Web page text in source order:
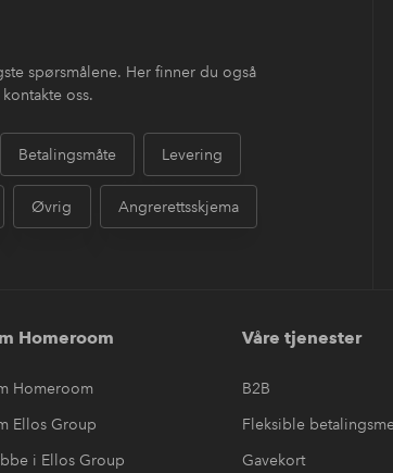
spørsmålene. Her finner du også
oss.
Betalingsmåte Levering
Øvrig Angrerettsskjema
Homeroom
Homeroom
Ellos Group
i Ellos Group
Våre tjenester
B2B
Fleksible
Gavekort